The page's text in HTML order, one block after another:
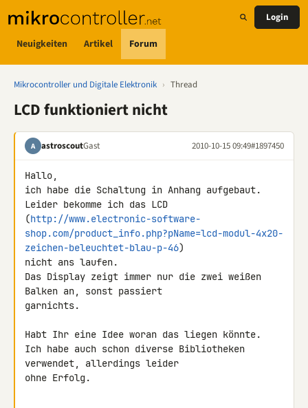
Neuigkeiten Artikel Forum
Login
Mikrocontroller und Digitale Elektronik › Thread
LCD funktioniert nicht
A astroscoutGast 2010-10-15 09:49#1897450
Hallo,
ich habe die Schaltung in Anhang aufgebaut.
Leider bekomme ich das LCD
(http://www.electronic-software-
shop.com/product_info.php?pName=lcd-modul-4x20-
zeichen-beleuchtet-blau-p-46)
nicht ans laufen.
Das Display zeigt immer nur die zwei weißen
Balken an, sonst passiert
garnichts.
Habt Ihr eine Idee woran das liegen könnte.
Ich habe auch schon diverse Bibliotheken
verwendet, allerdings leider
ohne Erfolg.